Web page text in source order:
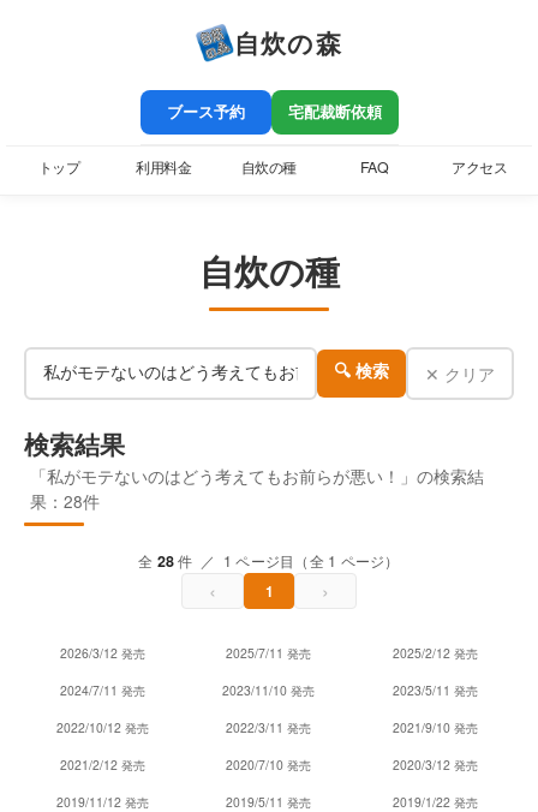
自炊の森
ブース予約 宅配裁断依頼
トップ 利用料金 自炊の種 FAQ アクセス
自炊の種
🔍 検索 ✕ クリア
検索結果
「私がモテないのはどう考えてもお前らが悪い！」の検索結
果：28件
全 28件 ／ 1 ページ目（全 1 ページ）
‹ 1 ›
2026/3/12 発売 2025/7/11 発売 2025/2/12 発売
2024/7/11 発売 2023/11/10 発売 2023/5/11 発売
2022/10/12 発売 2022/3/11 発売 2021/9/10 発売
2021/2/12 発売 2020/7/10 発売 2020/3/12 発売
2019/11/12 発売 2019/5/11 発売 2019/1/22 発売